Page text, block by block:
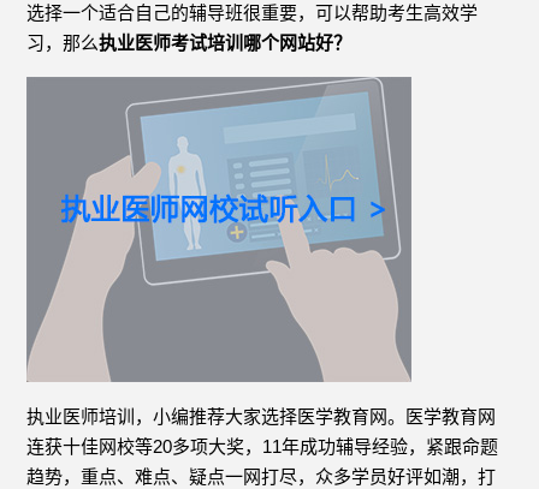
选择一个适合自己的辅导班很重要，可以帮助考生高效学
习，那么执业医师考试培训哪个网站好？
执业医师培训，小编推荐大家选择医学教育网。医学教育网
连获十佳网校等20多项大奖，11年成功辅导经验，紧跟命题
趋势，重点、难点、疑点一网打尽，众多学员好评如潮，打